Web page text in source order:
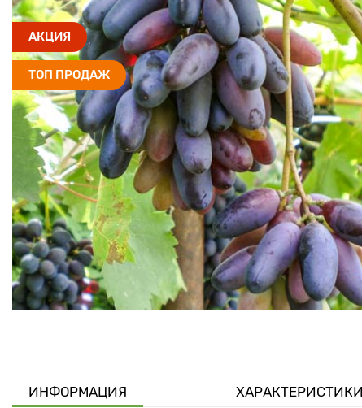
АКЦИЯ
ТОП ПРОДАЖ
ИНФОРМАЦИЯ ХАРАКТЕРИСТИКИ